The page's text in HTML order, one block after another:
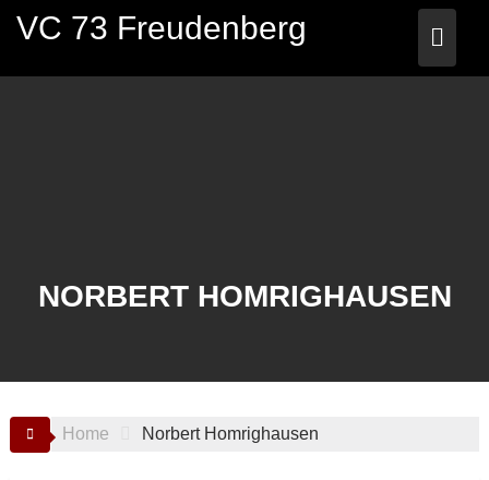
VC 73 Freudenberg
NORBERT HOMRIGHAUSEN
Home Norbert Homrighausen